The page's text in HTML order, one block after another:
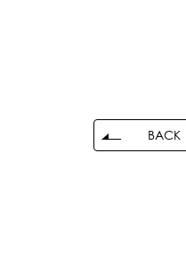
BACK